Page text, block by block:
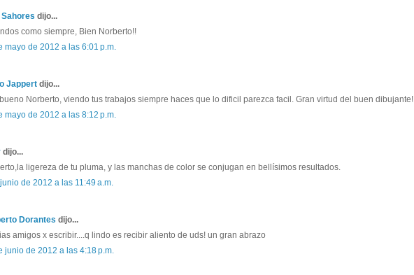
dijo...
como siempre, Bien Norberto!!
mayo de 2012 a las 6:01 p.m.
Jappert dijo...
Norberto, viendo tus trabajos siempre haces que lo dificil parezca facil. Gran virtud del buen dibujante!
mayo de 2012 a las 8:12 p.m.
dijo...
ligereza de tu pluma, y las manchas de color se conjugan en bellísimos resultados.
de 2012 a las 11:49 a.m.
Dorantes dijo...
amigos x escribir....q lindo es recibir aliento de uds! un gran abrazo
junio de 2012 a las 4:18 p.m.